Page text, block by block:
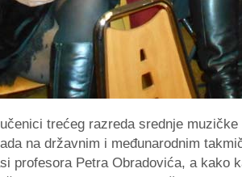
trećeg razreda srednje
na državnim i međunarodnim
profesora Petra Obradovića, a kako